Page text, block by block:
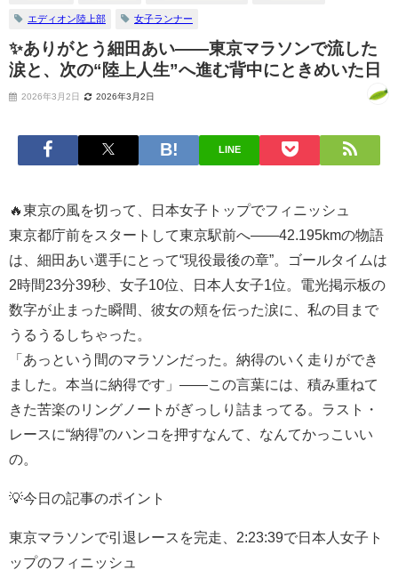
エディオン陸上部 女子ランナー
✨ありがとう細田あい――東京マラソンで流した
涙と、次の“陸上人生”へ進む背中にときめいた日
2026年3月2日 2026年3月2日
LINE
🔥東京の風を切って、日本女子トップでフィニッシュ
東京都庁前をスタートして東京駅前へ――42.195kmの物語
は、細田あい選手にとって“現役最後の章”。ゴールタイムは
2時間23分39秒、女子10位、日本人女子1位。電光掲示板の
数字が止まった瞬間、彼女の頬を伝った涙に、私の目まで
うるうるしちゃった。
「あっという間のマラソンだった。納得のいく走りができ
ました。本当に納得です」――この言葉には、積み重ねて
きた苦楽のリングノートがぎっしり詰まってる。ラスト・
レースに“納得”のハンコを押すなんて、なんてかっこいい
の。
💡今日の記事のポイント
東京マラソンで引退レースを完走、2:23:39で日本人女子ト
ップのフィニッシュ